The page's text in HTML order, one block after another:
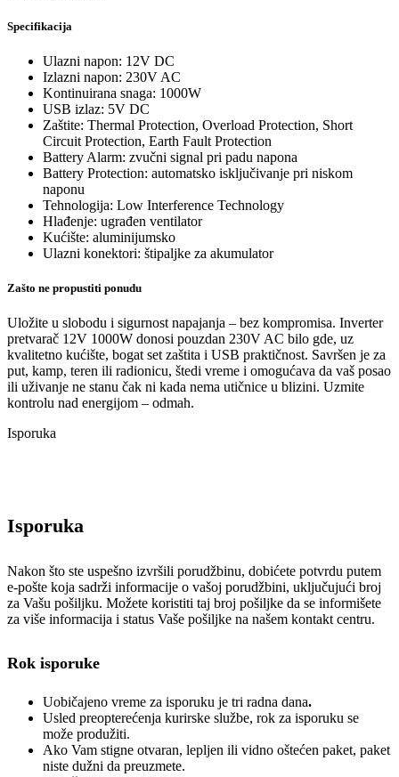
Specifikacija
Ulazni napon: 12V DC
Izlazni napon: 230V AC
Kontinuirana snaga: 1000W
USB izlaz: 5V DC
Zaštite: Thermal Protection, Overload Protection, Short
Circuit Protection, Earth Fault Protection
Battery Alarm: zvučni signal pri padu napona
Battery Protection: automatsko isključivanje pri niskom
naponu
Tehnologija: Low Interference Technology
Hlađenje: ugrađen ventilator
Kućište: aluminijumsko
Ulazni konektori: štipaljke za akumulator
Zašto ne propustiti ponudu
Uložite u slobodu i sigurnost napajanja – bez kompromisa. Inverter
pretvarač 12V 1000W donosi pouzdan 230V AC bilo gde, uz
kvalitetno kućište, bogat set zaštita i USB praktičnost. Savršen je za
put, kamp, teren ili radionicu, štedi vreme i omogućava da vaš posao
ili uživanje ne stanu čak ni kada nema utičnice u blizini. Uzmite
kontrolu nad energijom – odmah.
Isporuka
Isporuka
Nakon što ste uspešno izvršili porudžbinu, dobićete potvrdu putem
e-pošte koja sadrži informacije o vašoj porudžbini, uključujući broj
za Vašu pošiljku. Možete koristiti taj broj pošiljke da se informišete
za više informacija i status Vaše pošiljke na našem kontakt centru.
Rok isporuke
Uobičajeno vreme za isporuku je tri radna dana.
Usled preopterećenja kurirske službe, rok za isporuku se
može produžiti.
Ako Vam stigne otvaran, lepljen ili vidno oštećen paket, paket
niste dužni da preuzmete.